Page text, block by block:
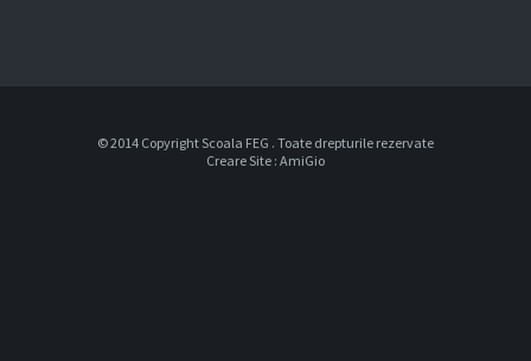
© 2014 Copyright Scoala FEG . Toate drepturile rezervate
Creare Site : AmiGio